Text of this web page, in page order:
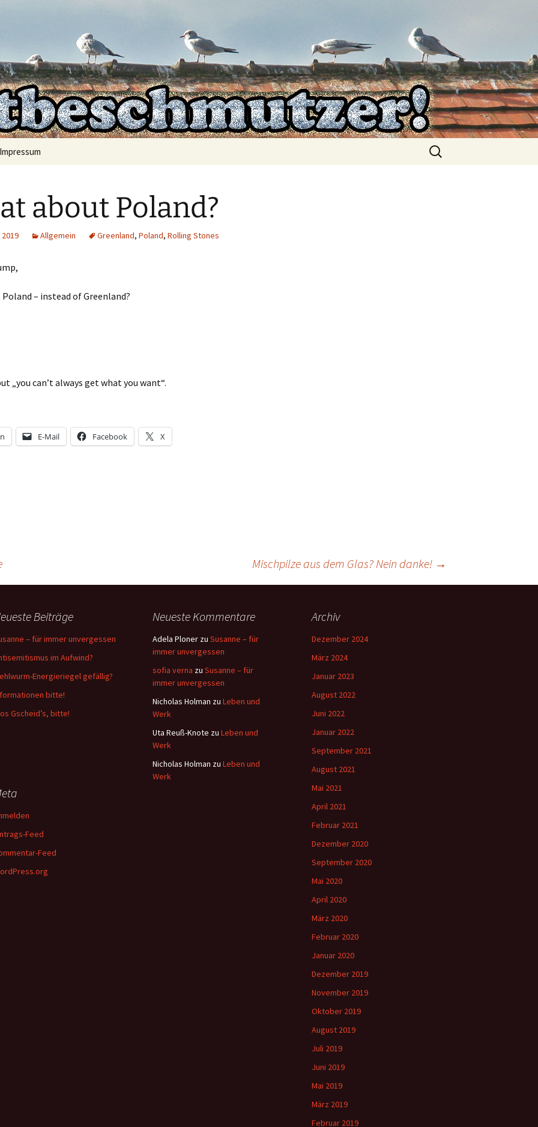
auf
Impressum
Suchen
nach:
about Poland?
Allgemein Greenland, Poland, Rolling Stones
– instead of Greenland?
„you can’t always get what you want“.
E-Mail Facebook X
Mischpilze aus dem Glas? Nein danke! →
Beiträge
– für immer unvergessen
im Aufwind?
Energieriegel gefällig?
bitte!
Gscheid’s, bitte!
Neueste Kommentare
Adela Ploner zu Susanne – für
immer unvergessen
sofia verna zu Susanne – für
immer unvergessen
Nicholas Holman zu Leben und
Werk
Uta Reuß-Knote zu Leben und
Werk
Nicholas Holman zu Leben und
Werk
Archiv
Dezember 2024
März 2024
Januar 2023
August 2022
Juni 2022
Januar 2022
September 2021
August 2021
Mai 2021
April 2021
Februar 2021
Dezember 2020
September 2020
Mai 2020
April 2020
März 2020
Februar 2020
Januar 2020
Dezember 2019
November 2019
Oktober 2019
August 2019
Juli 2019
Juni 2019
Mai 2019
März 2019
Februar 2019
Feed
Feed